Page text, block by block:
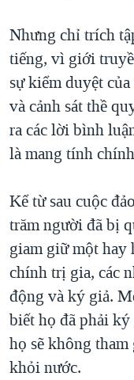
Nhưng chỉ trích
tiếng, vì giới
sự kiểm duyệt
và cảnh sát thề
ra các lời bình
là mang tính
Kể từ sau cuộc
trăm người đã bị
giam giữ một hay
chính trị gia, các
động và ký giả.
biết họ đã phải
họ sẽ không
khỏi nước.